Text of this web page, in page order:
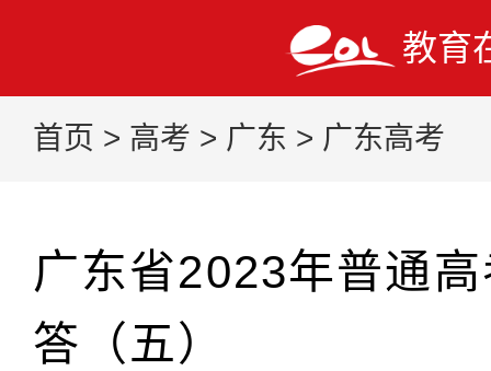
教育
首页 > 高考 > 广东 > 广东高考
广东省2023年普通
答（五）